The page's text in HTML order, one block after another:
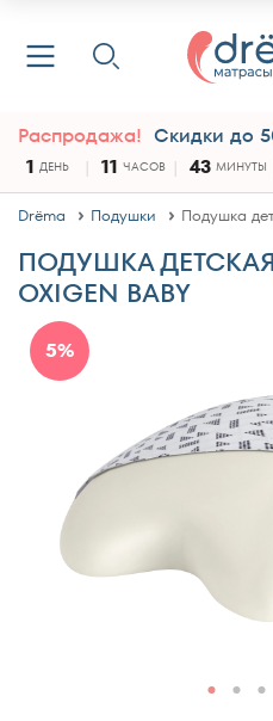
Распродажа! Скидки до
1 ДЕНЬ 11 ЧАСОВ 43 МИНУТЫ
Drёma Подушки Подушка
ПОДУШКА ДЕТСКАЯ
OXIGEN BABY
5%